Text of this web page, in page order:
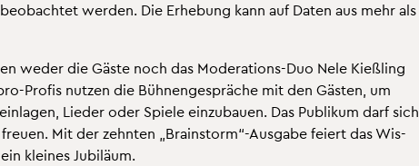
wer­den. Die Er­he­bung kann auf Daten aus mehr als
weder die Gäste noch das Mo­dera­ti­ons-Duo Nele Kie­ß­ling
Pro­fis nut­zen die Büh­nen­ge­sprä­che mit den Gäs­ten, um
Lie­der oder Spie­le ein­zu­bau­en. Das Pu­bli­kum darf sich
Mit der zehn­ten „Brain­storm“-Aus­ga­be fei­ert das Wis­
klei­nes Ju­bi­lä­um.